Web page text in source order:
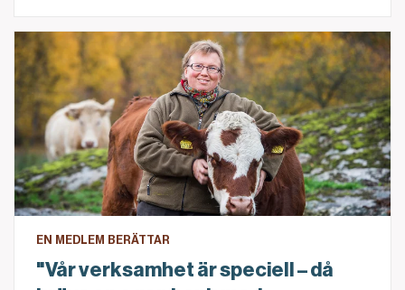
"Vår verksamhet är speciell – då krävs en egen
EN MEDLEM BERÄTTAR
"Vår verksamhet är speciell – då